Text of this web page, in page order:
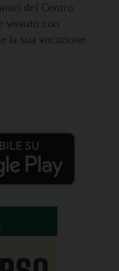
del Centro
vissuto con
la sua vocazione